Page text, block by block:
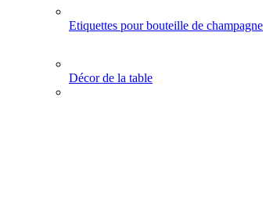
Etiquettes pour bouteille de champagne
Décor de la table